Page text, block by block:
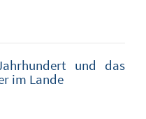
und das
im Lande